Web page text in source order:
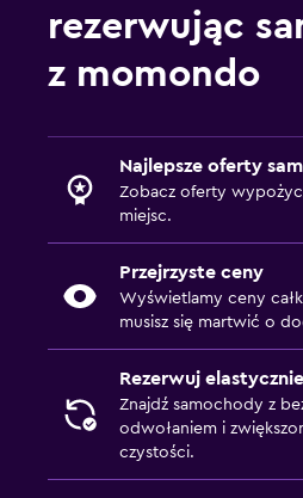
rezerwując
z momondo
Najlepsze oferty
Zobacz oferty
miejsc.
Przejrzyste ceny
Wyświetlamy ceny
musisz się martwić o
Rezerwuj elastycznie
Znajdź samochody z
odwołaniem i
czystości.